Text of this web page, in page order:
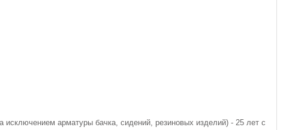
исключением арматуры бачка, сидений, резиновых изделий) - 25 лет с